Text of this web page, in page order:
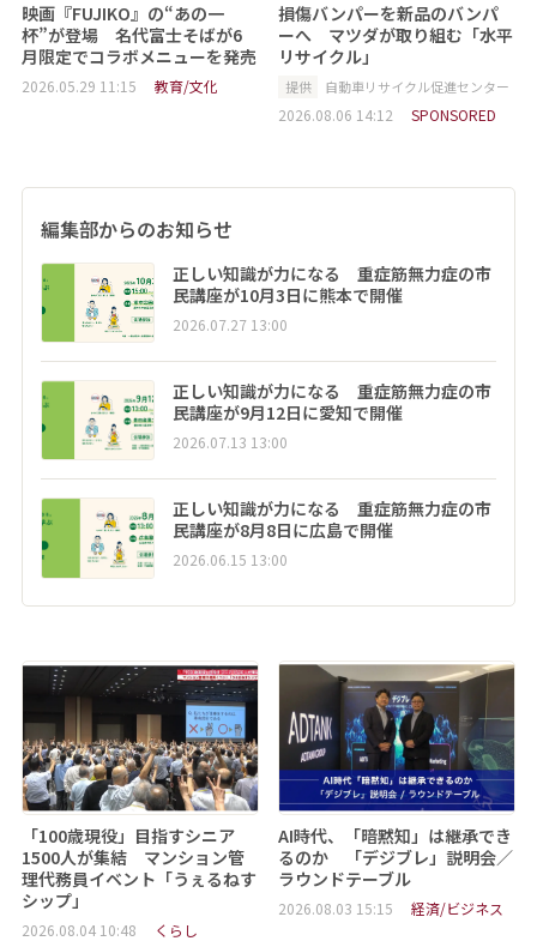
映画『FUJIKO』の“あの一
杯”が登場 名代富士そばが6
月限定でコラボメニューを発売
2026.05.29 11:15 教育/文化
損傷バンパーを新品のバンパ
ーへ マツダが取り組む「水平
リサイクル」
提供 自動車リサイクル促進センター
2026.08.06 14:12 SPONSORED
編集部からのお知らせ
正しい知識が力になる 重症筋無力症の市
民講座が10月3日に熊本で開催
2026.07.27 13:00
正しい知識が力になる 重症筋無力症の市
民講座が9月12日に愛知で開催
2026.07.13 13:00
正しい知識が力になる 重症筋無力症の市
民講座が8月8日に広島で開催
2026.06.15 13:00
「100歳現役」目指すシニア
1500人が集結 マンション管
理代務員イベント「うぇるねす
シップ」
2026.08.04 10:48 くらし
AI時代、「暗黙知」は継承でき
るのか 「デジブレ」説明会／
ラウンドテーブル
2026.08.03 15:15 経済/ビジネス